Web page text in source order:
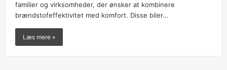
familier og virksomheder, der ønsker at kombinere
brændstofeffektivitet med komfort. Disse biler…
Læs mere »